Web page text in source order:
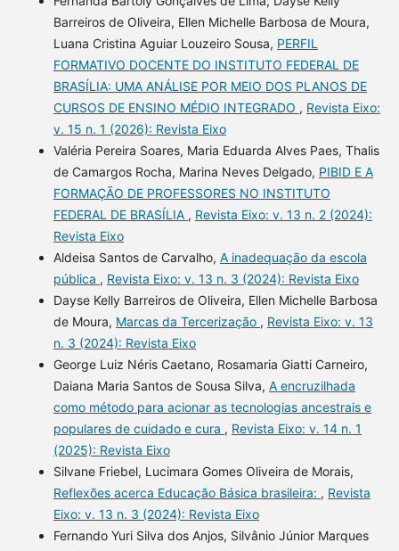
Barreiros de Oliveira, Ellen Michelle Barbosa de Moura,
Luana Cristina Aguiar Louzeiro Sousa, PERFIL
FORMATIVO DOCENTE DO INSTITUTO FEDERAL DE
BRASÍLIA: UMA ANÁLISE POR MEIO DOS PLANOS DE
CURSOS DE ENSINO MÉDIO INTEGRADO , Revista Eixo:
v. 15 n. 1 (2026): Revista Eixo
Valéria Pereira Soares, Maria Eduarda Alves Paes, Thalis
de Camargos Rocha, Marina Neves Delgado, PIBID E A
FORMAÇÃO DE PROFESSORES NO INSTITUTO
FEDERAL DE BRASÍLIA , Revista Eixo: v. 13 n. 2 (2024):
Revista Eixo
Aldeisa Santos de Carvalho, A inadequação da escola
pública , Revista Eixo: v. 13 n. 3 (2024): Revista Eixo
Dayse Kelly Barreiros de Oliveira, Ellen Michelle Barbosa
de Moura, Marcas da Tercerização , Revista Eixo: v. 13
n. 3 (2024): Revista Eixo
George Luiz Néris Caetano, Rosamaria Giatti Carneiro,
Daiana Maria Santos de Sousa Silva, A encruzilhada
como método para acionar as tecnologias ancestrais e
populares de cuidado e cura , Revista Eixo: v. 14 n. 1
(2025): Revista Eixo
Silvane Friebel, Lucimara Gomes Oliveira de Morais,
Reflexões acerca Educação Básica brasileira: , Revista
Eixo: v. 13 n. 3 (2024): Revista Eixo
Fernando Yuri Silva dos Anjos, Silvânio Júnior Marques